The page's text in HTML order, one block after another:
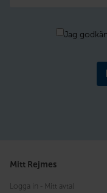
Jag
Mitt Rejmes
Logga in - Mitt avtal